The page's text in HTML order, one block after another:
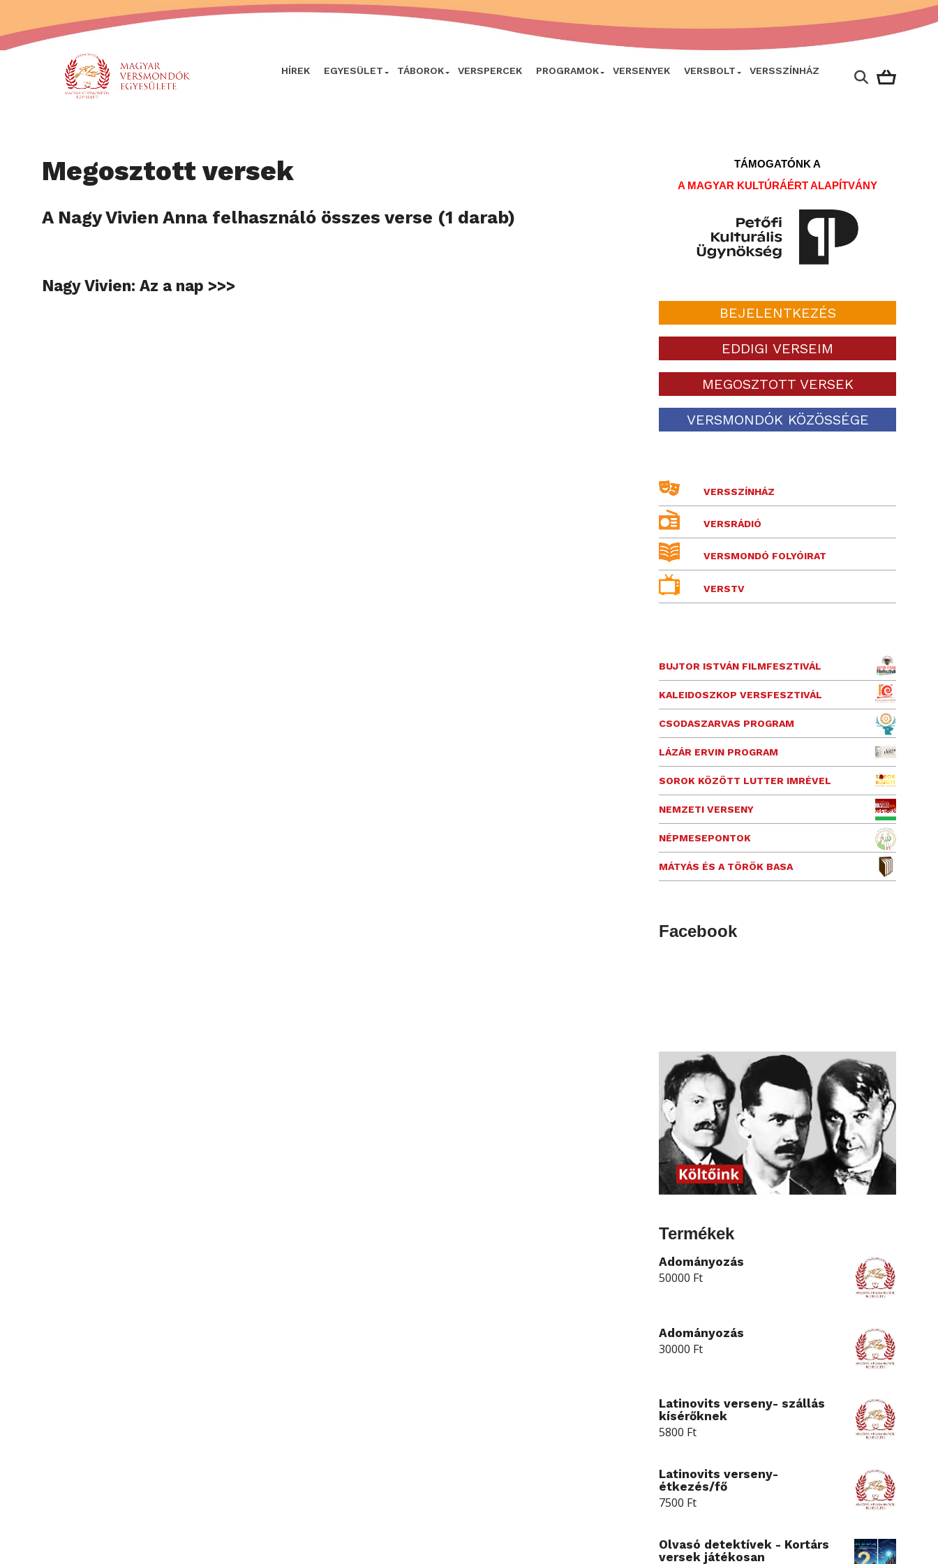
HÍREK EGYESÜLET TÁBOROK VERSPERCEK PROGRAMOK VERSENYEK VERSBOLT VERSSZÍNHÁZ
Megosztott versek
A Nagy Vivien Anna felhasználó összes verse (1 darab)
Nagy Vivien: Az a nap >>>
TÁMOGATÓNK A
A MAGYAR KULTÚRÁÉRT ALAPÍTVÁNY
BEJELENTKEZÉS
EDDIGI VERSEIM
MEGOSZTOTT VERSEK
VERSMONDÓK KÖZÖSSÉGE
VERSSZÍNHÁZ
VERSRÁDIÓ
VERSMONDÓ FOLYÓIRAT
VERSTV
BUJTOR ISTVÁN FILMFESZTIVÁL
KALEIDOSZKOP VERSFESZTIVÁL
CSODASZARVAS PROGRAM
LÁZÁR ERVIN PROGRAM
SOROK KÖZÖTT LUTTER IMRÉVEL
NEMZETI VERSENY
NÉPMESEPONTOK
MÁTYÁS ÉS A TÖRÖK BASA
Facebook
Termékek
Adományozás
50000 Ft
Adományozás
30000 Ft
Latinovits verseny- szállás
kísérőknek
5800 Ft
Latinovits verseny-
étkezés/fő
7500 Ft
Olvasó detektívek - Kortárs
versek játékosan